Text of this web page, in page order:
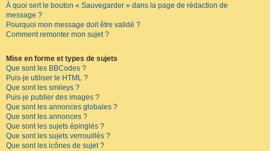
À quoi sert le bouton « Sauvegarder » dans la page de rédaction de
message ?
Pourquoi mon message doit être validé ?
Comment remonter mon sujet ?
Mise en forme et types de sujets
Que sont les BBCodes ?
Puis-je utiliser le HTML ?
Que sont les smileys ?
Puis-je publier des images ?
Que sont les annonces globales ?
Que sont les annonces ?
Que sont les sujets épinglés ?
Que sont les sujets verrouillés ?
Que sont les icônes de sujet ?